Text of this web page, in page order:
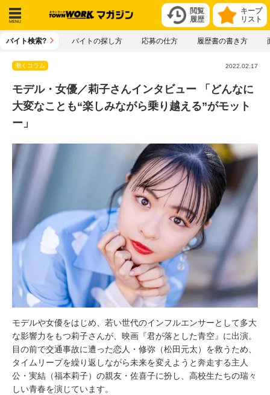
キープ
リスト
閲覧
履歴
メニ
バイト検索? バイトの探し方 応募の仕方 履歴書の書き方
働くコラム 2022.02.17
モデル・女優／莉子さんインタビュー 「どんなに
大変なことも“楽しみながら乗り越える”がモット
ー」
モデルや女優をはじめ、若い世代のインフルエンサーとして多大
な影響力をもつ莉子さんが、映画『君が落とした青空』に出演。
目の前で交通事故に遭った恋人・修弥（松田元太）を救うため、
タイムリープを繰り返しながら未来を変えようと奔走する主人
公・実結（福本莉子）の親友・佐喜子に扮し、高校生たちの瑞々
しい青春を演じています。